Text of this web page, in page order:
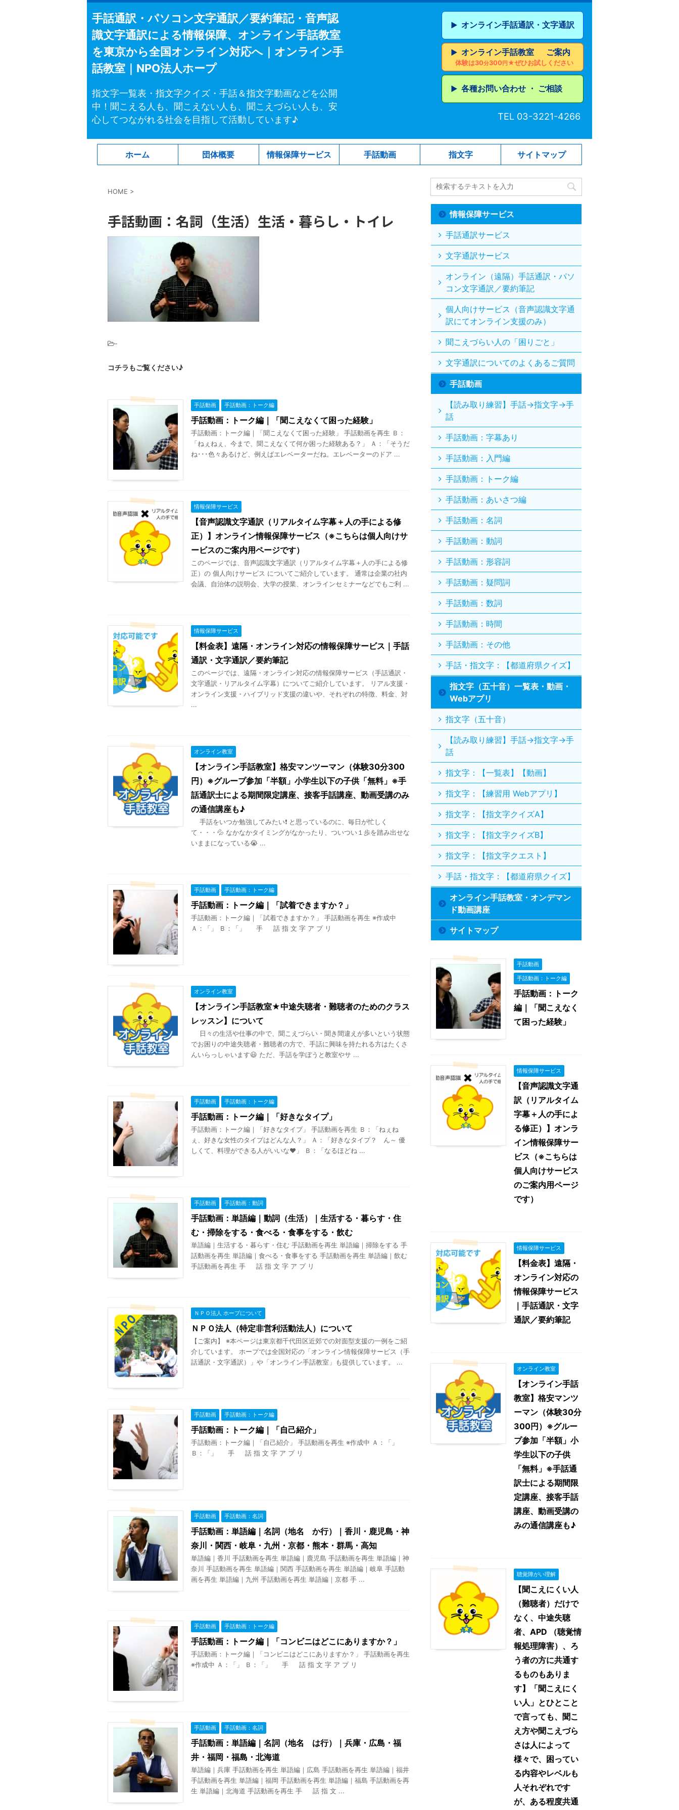
手話通訳・パソコン文字通訳／要約筆記・音声認
識文字通訳による情報保障、オンライン手話教室
を東京から全国オンライン対応へ｜オンライン手
話教室｜NPO法人ホープ
指文字一覧表・指文字クイズ・手話＆指文字動画などを公開
中！聞こえる人も、聞こえない人も、聞こえづらい人も、安
心してつながれる社会を目指して活動しています♪
▶︎ オンライン手話通訳・文字通訳
▶︎ オンライン手話教室 ご案内
体験は30分300円★ぜひお試しください
▶︎ 各種お問い合わせ ・ ご相談
TEL 03-3221-4266
ホーム 団体概要 情報保障サービス 手話動画 指文字 サイトマップ
HOME >
手話動画：名詞（生活）生活・暮らし・トイレ
-
コチラもご覧ください♪
手話動画 手話動画：トーク編
手話動画：トーク編｜「聞こえなくて困った経験」
手話動画：トーク編｜「聞こえなくて困った経験」 手話動画を再生 Ｂ：
「ねぇねぇ、今まで、聞こえなくて何か困った経験ある？」 Ａ：「そうだ
ね･･･色々あるけど、例えばエレベーターだね。エレベーターのドア ...
情報保障サービス
【音声認識文字通訳（リアルタイム字幕＋人の手による修
正）】オンライン情報保障サービス（※こちらは個人向けサ
ービスのご案内用ページです）
このページでは、音声認識文字通訳（リアルタイム字幕＋人の手による修
正）の 個人向けサービス についてご紹介しています。 通常は企業の社内
会議、自治体の説明会、大学の授業、オンラインセミナーなどでもご利 ...
情報保障サービス
【料金表】遠隔・オンライン対応の情報保障サービス｜手話
通訳・文字通訳／要約筆記
このページでは、遠隔・オンライン対応の情報保障サービス（手話通訳・
文字通訳・リアルタイム字幕）についてご紹介しています。 リアル支援・
オンライン支援・ハイブリッド支援の違いや、それぞれの特徴、料金、対
...
オンライン教室
【オンライン手話教室】格安マンツーマン（体験30分300
円）※グループ参加「半額」小学生以下の子供「無料」※手
話通訳士による期間限定講座、接客手話講座、動画受講のみ
の通信講座も♪
手話をいつか勉強してみたい❗ と思っているのに、毎日が忙しく
て・・・💦 なかなかタイミングがなかったり、ついつい１歩を踏み出せな
いままになっている😭 ...
手話動画 手話動画：トーク編
手話動画：トーク編｜「試着できますか？」
手話動画：トーク編｜「試着できますか？」 手話動画を再生 ※作成中
Ａ：「」 Ｂ：「」 手 話 指 文 字 ア プ リ
オンライン教室
【オンライン手話教室★中途失聴者・難聴者のためのクラス
レッスン】について
日々の生活や仕事の中で、聞こえづらい・聞き間違えが多いという状態
でお困りの中途失聴者・難聴者の方で、手話に興味を持たれる方はたくさ
んいらっしゃいます😃 ただ、手話を学ぼうと教室やサ ...
手話動画 手話動画：トーク編
手話動画：トーク編｜「好きなタイプ」
手話動画：トーク編｜「好きなタイプ」 手話動画を再生 Ｂ：「ねぇね
ぇ、好きな女性のタイプはどんな人？」 Ａ：「好きなタイプ？ ん～ 優
しくて、料理ができる人がいいな♥」 Ｂ：「なるほどね ...
手話動画 手話動画：動詞
手話動画：単語編｜動詞（生活）｜生活する・暮らす・住
む・掃除をする・食べる・食事をする・飲む
単語編｜生活する・暮らす・住む 手話動画を再生 単語編｜掃除をする 手
話動画を再生 単語編｜食べる・食事をする 手話動画を再生 単語編｜飲む
手話動画を再生 手 話 指 文 字 ア プ リ
ＮＰＯ法人 ホープについて
ＮＰＯ法人（特定非営利活動法人）について
【ご案内】 ※本ページは東京都千代田区近郊での対面型支援の一例をご紹
介しています。 ホープでは全国対応の「オンライン情報保障サービス（手
話通訳・文字通訳）」や「オンライン手話教室」も提供しています。 ...
手話動画 手話動画：トーク編
手話動画：トーク編｜「自己紹介」
手話動画：トーク編｜「自己紹介」 手話動画を再生 ※作成中 Ａ：「」
Ｂ：「」 手 話 指 文 字 ア プ リ
手話動画 手話動画：名詞
手話動画：単語編｜名詞（地名 か行）｜香川・鹿児島・神
奈川・関西・岐阜・九州・京都・熊本・群馬・高知
単語編｜香川 手話動画を再生 単語編｜鹿児島 手話動画を再生 単語編｜神
奈川 手話動画を再生 単語編｜関西 手話動画を再生 単語編｜岐阜 手話動
画を再生 単語編｜九州 手話動画を再生 単語編｜京都 手 ...
手話動画 手話動画：トーク編
手話動画：トーク編｜「コンビニはどこにありますか？」
手話動画：トーク編｜「コンビニはどこにありますか？」 手話動画を再生
※作成中 Ａ：「」 Ｂ：「」 手 話 指 文 字 ア プ リ
手話動画 手話動画：名詞
手話動画：単語編｜名詞（地名 は行）｜兵庫・広島・福
井・福岡・福島・北海道
単語編｜兵庫 手話動画を再生 単語編｜広島 手話動画を再生 単語編｜福井
手話動画を再生 単語編｜福岡 手話動画を再生 単語編｜福島 手話動画を再
生 単語編｜北海道 手話動画を再生 手 話 指 文 ...
情報保障サービス
手話通訳サービス
文字通訳サービス
オンライン（遠隔）手話通訳・パソ
コン文字通訳／要約筆記
個人向けサービス（音声認識文字通
訳にてオンライン支援のみ）
聞こえづらい人の「困りごと」
文字通訳についてのよくあるご質問
手話動画
【読み取り練習】手話→指文字→手
話
手話動画：字幕あり
手話動画：入門編
手話動画：トーク編
手話動画：あいさつ編
手話動画：名詞
手話動画：動詞
手話動画：形容詞
手話動画：疑問詞
手話動画：数詞
手話動画：時間
手話動画：その他
手話・指文字：【都道府県クイズ】
指文字（五十音）一覧表・動画・
Webアプリ
指文字（五十音）
【読み取り練習】手話→指文字→手
話
指文字：【一覧表】【動画】
指文字：【練習用 Webアプリ】
指文字：【指文字クイズA】
指文字：【指文字クイズB】
指文字：【指文字クエスト】
手話・指文字：【都道府県クイズ】
オンライン手話教室・オンデマン
ド動画講座
サイトマップ
手話動画
手話動画：トーク編
手話動画：トーク
編｜「聞こえなく
て困った経験」
情報保障サービス
【音声認識文字通
訳（リアルタイム
字幕＋人の手によ
る修正）】オンラ
イン情報保障サー
ビス（※こちらは
個人向けサービス
のご案内用ページ
です）
情報保障サービス
【料金表】遠隔・
オンライン対応の
情報保障サービス
｜手話通訳・文字
通訳／要約筆記
オンライン教室
【オンライン手話
教室】格安マンツ
ーマン（体験30分
300円）※グルー
プ参加「半額」小
学生以下の子供
「無料」※手話通
訳士による期間限
定講座、接客手話
講座、動画受講の
みの通信講座も♪
聴覚障がい理解
【聞こえにくい人
（難聴者）だけで
なく、中途失聴
者、APD （聴覚情
報処理障害）、ろ
う者の方に共通す
るものもありま
す】「聞こえにく
い人」とひとこと
で言っても、聞こ
え方や聞こえづら
さは人によって
様々で、困ってい
る内容やレベルも
人それぞれです
が、ある程度共通